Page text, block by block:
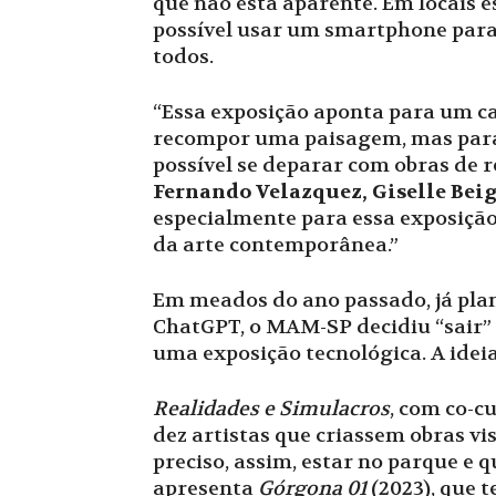
possível usar um smartphone
todos.
“Essa exposição aponta para um
recompor uma paisagem, mas
possível se deparar com obras
Fernando Velazquez, Giselle
especialmente para essa
da arte contemporânea.”
Em meados do ano passado, já
ChatGPT, o MAM-SP decidiu
uma exposição tecnológica. A
Realidades e Simulacros, com co-
dez artistas que criassem obras
preciso, assim, estar no parque e
apresenta Górgona 01(2023), que